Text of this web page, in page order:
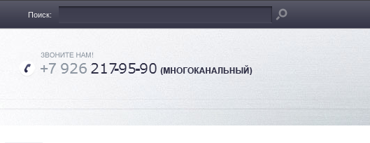
Поиск: